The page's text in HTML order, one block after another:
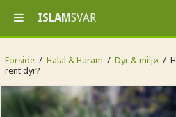
Forside / Halal & Haram / Dyr & miljø /
rent dyr?
ISLAMSVAR